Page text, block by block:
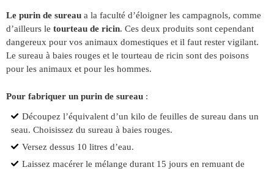
Le purin de sureau a la faculté d’éloigner les campagnols, comme
d’ailleurs le tourteau de ricin. Ces deux produits sont cependant
dangereux pour vos animaux domestiques et il faut rester vigilant.
Le sureau à baies rouges et le tourteau de ricin sont des poisons
pour les animaux et pour les hommes.
Pour fabriquer un purin de sureau :
Découpez l’équivalent d’un kilo de feuilles de sureau dans un
seau. Choisissez du sureau à baies rouges.
Versez dessus 10 litres d’eau.
Laissez macérer le mélange durant 15 jours en remuant de